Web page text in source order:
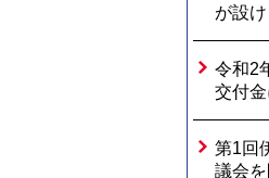
が設
令和2
交付
第1回
議会